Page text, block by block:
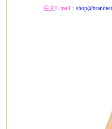
注文E-mail：